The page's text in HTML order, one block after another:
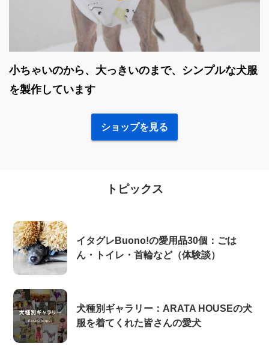
小ちゃいのから、大っきいのまで、シンプルな犬服
を製作しています
ショップを見る
トピックス
イタグレBuono!の愛用品30個：ごは
ん・トイレ・首輪など（体験談）
犬種別ギャラリー：ARATA HOUSEの犬
服を着てくれた皆さんの愛犬